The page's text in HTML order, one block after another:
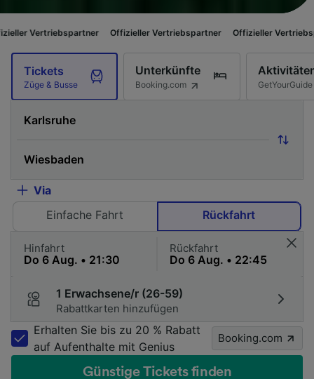
Offizieller Vertriebspartner Offizieller Vertriebspartner
Tickets
Züge & Busse
Unterkünfte
Booking.com GetYourGuide
Via
Einfache Fahrt
Rückfahrt
Hinfahrt Rückfahrt
1 Erwachsene/r (26-59)
Rabattkarten hinzufügen
Erhalten Sie bis zu 20 % Rabatt
auf Aufenthalte mit Genius
Booking.com
Günstige Tickets finden